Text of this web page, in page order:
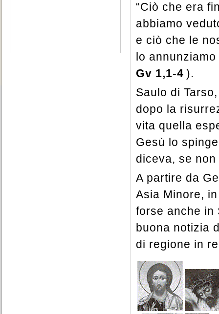
“Ciò che era
abbiamo
e ciò che le
lo
Gv 1,1-4 ).
Saulo di
dopo la
vita quella
Gesù lo
diceva, se
A partire da
Asia Minore,
forse anche in
buona notizia
di regione in